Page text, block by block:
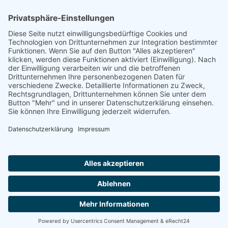
Footer
Cookie-Einstellungen Datenschutz
Impressum
intern
by